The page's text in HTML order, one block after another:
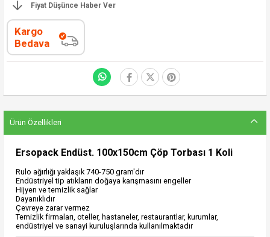
Fiyat Düşünce Haber Ver
Kargo
Bedava
Ürün Özellikleri
Ersopack Endüst. 100x150cm Çöp Torbası 1 Koli
Rulo ağırlığı yaklaşık 740-750 gram'dır
Endüstriyel tip atıkların doğaya karışmasını engeller
Hijyen ve temizlik sağlar
Dayanıklıdır
Çevreye zarar vermez
Temizlik firmaları, oteller, hastaneler, restaurantlar, kurumlar,
endüstriyel ve sanayi kuruluşlarında kullanılmaktadır